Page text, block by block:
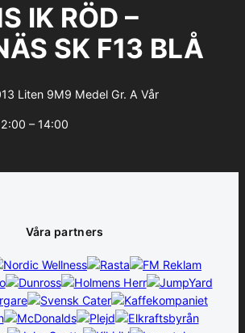
IK RÖD –
SK F13 BLÅ
Liten 9M9 Medel Gr. A Vår
– 14:00
Våra partners